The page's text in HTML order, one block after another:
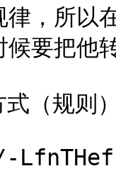
律，所以
要把他
（规则